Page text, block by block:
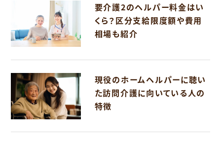
要介護2のヘルパー料金はい
くら？区分支給限度額や費用
相場も紹介
現役のホームヘルパーに聴い
た訪問介護に向いている人の
特徴